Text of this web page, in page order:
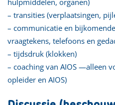
– transities (verplaatsingen,
– communicatie en
vraagtekens, telefoons en
– tijdsdruk (klokken)
– coaching van AIOS —alleen
opleider en AIOS)